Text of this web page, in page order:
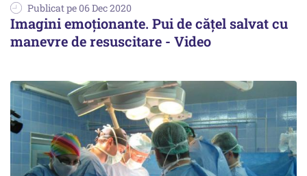
Publicat pe 06 Dec 2020
Imagini emoționante. Pui de cățel salvat cu
manevre de resuscitare - Video